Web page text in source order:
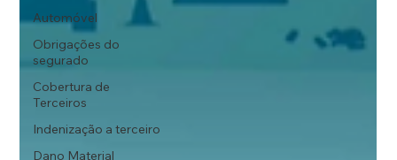
Automóvel
Obrigações do
segurado
Cobertura de
Terceiros
Indenização a terceiro
Dano Material